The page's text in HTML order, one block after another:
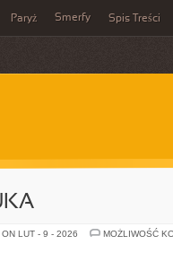
Paryż Smerfy Spis Treści
LUT - 9 - 2026
MOŻLIWOŚĆ